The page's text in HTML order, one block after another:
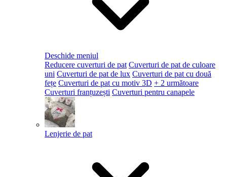
Deschide meniul
Reducere cuverturi de pat Cuverturi de pat de culoare
uni Cuverturi de pat de lux Cuverturi de pat cu două
fețe Cuverturi de pat cu motiv 3D + 2 următoare
Cuverturi franțuzești Cuverturi pentru canapele
Lenjerie de pat